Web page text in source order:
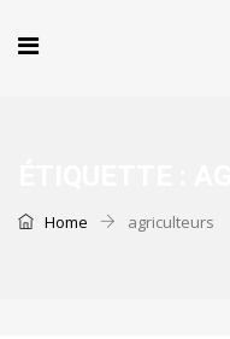
Home agriculteurs